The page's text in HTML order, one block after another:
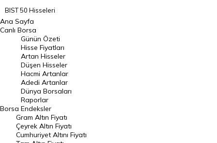
BIST 50 Hisseleri
BIST 100 Hisseleri
En Çok Artan Hisseler
En Çok Düşen Hisseler
Hacmi Artanlar
Geçmiş Kapanışlar
Dünya Borsaları
Raporlar
Endeksler
Ana Sayfa
Canlı Borsa
Borsa
Günün Özeti
Hisse Fiyatları
Artan Hisseler
Düşen Hisseler
Hacmi Artanlar
Adedi Artanlar
Dünya Borsaları
Raporlar
Endeksler
Gram Altın Fiyatı
Çeyrek Altın Fiyatı
Cumhuriyet Altını Fiyatı